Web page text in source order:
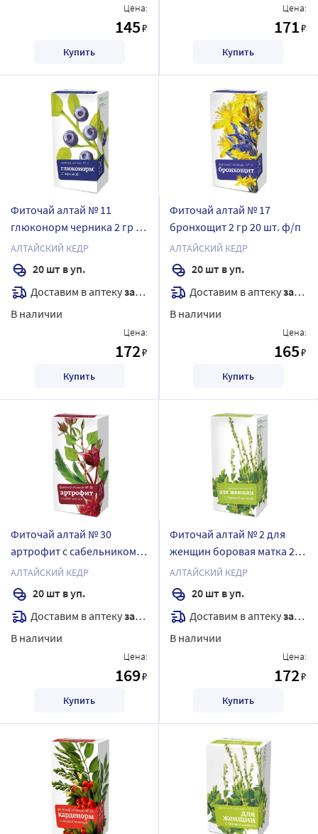
Цена:
145₽
Купить
Цена:
171₽
Купить
Фиточай алтай № 11
глюконорм черника 2 гр 20
шт. ф/п
АЛТАЙСКИЙ КЕДР
20 шт в уп.
Доставим в аптекузавтра
В наличии
Цена:
172₽
Купить
Фиточай алтай № 17
бронхощит 2 гр 20 шт. ф/п
АЛТАЙСКИЙ КЕДР
20 шт в уп.
Доставим в аптекузавтра
В наличии
Цена:
165₽
Купить
Фиточай алтай № 30
артрофит с сабельником 2
гр 20 шт. ф/п
АЛТАЙСКИЙ КЕДР
20 шт в уп.
Доставим в аптекузавтра
В наличии
Цена:
169₽
Купить
Фиточай алтай № 2 для
женщин боровая матка 2
гр 20 шт. ф/п
АЛТАЙСКИЙ КЕДР
20 шт в уп.
Доставим в аптекузавтра
В наличии
Цена:
172₽
Купить